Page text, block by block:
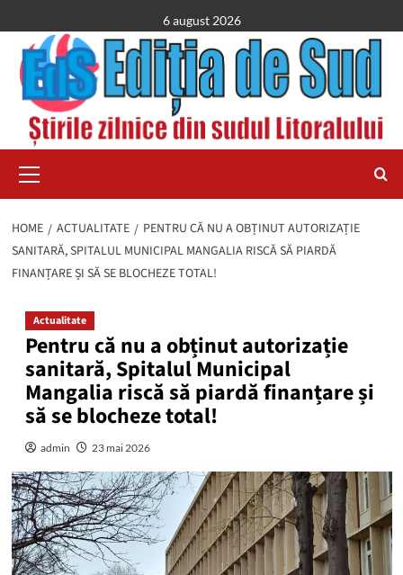
to
content
6 august 2026
Menu
HOME ACTUALITATE
PENTRU CĂ NU A OBȚINUT AUTORIZAȚIE
SANITARĂ, SPITALUL MUNICIPAL MANGALIA RISCĂ SĂ PIARDĂ
FINANȚARE ȘI SĂ SE BLOCHEZE TOTAL!
Actualitate
Pentru că nu a obținut autorizație
sanitară, Spitalul Municipal
Mangalia riscă să piardă finanțare și
să se blocheze total!
admin 23 mai 2026